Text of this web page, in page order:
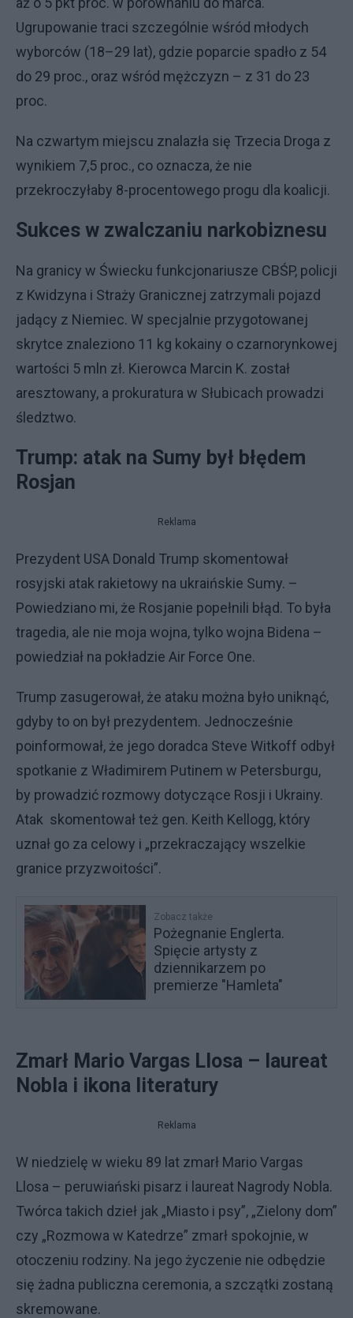
Ugrupowanie traci szczególnie wśród młodych
wyborców (18–29 lat), gdzie poparcie spadło z 54
do 29 proc., oraz wśród mężczyzn – z 31 do 23
proc.
Na czwartym miejscu znalazła się Trzecia Droga z
wynikiem 7,5 proc., co oznacza, że nie
przekroczyłaby 8-procentowego progu dla koalicji.
Sukces w zwalczaniu narkobiznesu
Na granicy w Świecku funkcjonariusze CBŚP, policji
z Kwidzyna i Straży Granicznej zatrzymali pojazd
jadący z Niemiec. W specjalnie przygotowanej
skrytce znaleziono 11 kg kokainy o czarnorynkowej
wartości 5 mln zł. Kierowca Marcin K. został
aresztowany, a prokuratura w Słubicach prowadzi
śledztwo.
Trump: atak na Sumy był błędem
Rosjan
Reklama
Prezydent USA Donald Trump skomentował
rosyjski atak rakietowy na ukraińskie Sumy. –
Powiedziano mi, że Rosjanie popełnili błąd. To była
tragedia, ale nie moja wojna, tylko wojna Bidena –
powiedział na pokładzie Air Force One.
Trump zasugerował, że ataku można było uniknąć,
gdyby to on był prezydentem. Jednocześnie
poinformował, że jego doradca Steve Witkoff odbył
spotkanie z Władimirem Putinem w Petersburgu,
by prowadzić rozmowy dotyczące Rosji i Ukrainy.
Atak skomentował też gen. Keith Kellogg, który
uznał go za celowy i „przekraczający wszelkie
granice przyzwoitości”.
Zobacz także
Pożegnanie Englerta.
Spięcie artysty z
dziennikarzem po
premierze "Hamleta"
Zmarł Mario Vargas Llosa – laureat
Nobla i ikona literatury
Reklama
W niedzielę w wieku 89 lat zmarł Mario Vargas
Llosa – peruwiański pisarz i laureat Nagrody Nobla.
Twórca takich dzieł jak „Miasto i psy”, „Zielony dom”
czy „Rozmowa w Katedrze” zmarł spokojnie, w
otoczeniu rodziny. Na jego życzenie nie odbędzie
się żadna publiczna ceremonia, a szczątki zostaną
skremowane.